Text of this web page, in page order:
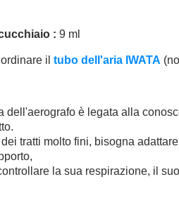
: 9 ml
iltubo dell'aria IWATA
dell'aerografo è legata alla
tratti molto fini, bisogna
la sua respirazione, il